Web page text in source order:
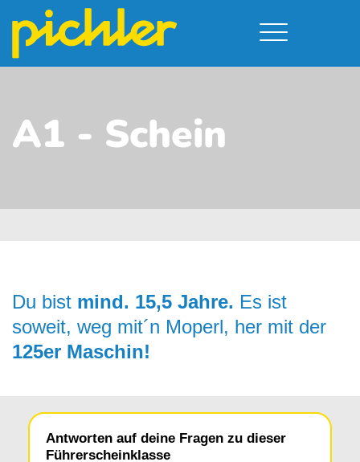
A - Scheine + Code 111
B - Scheine
Kursorte
Neufelden
Service
Kontakt
A1 - Schein
Du bist mind. 15,5 Jahre. Es ist
soweit, weg mit´n Moperl, her mit der
125er Maschin!
Antworten auf deine Fragen zu dieser
Führerscheinklasse